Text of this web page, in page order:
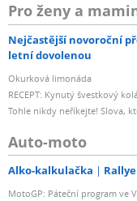
Pro ženy a
Nejčastější novoroční
letní dovolenou
Okurková limonáda
RECEPT: Kynutý švestkový
Tohle nikdy neříkejte! Slova,
Auto-moto
Alko-kalkulačka
MotoGP: Páteční program ve